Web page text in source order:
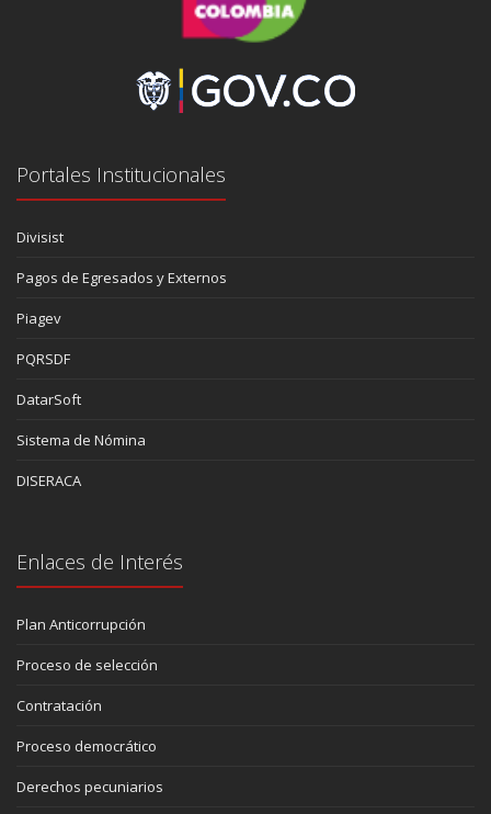
Portales Institucionales
Divisist
Pagos de Egresados y Externos
Piagev
PQRSDF
DatarSoft
Sistema de Nómina
DISERACA
Enlaces de Interés
Plan Anticorrupción
Proceso de selección
Contratación
Proceso democrático
Derechos pecuniarios